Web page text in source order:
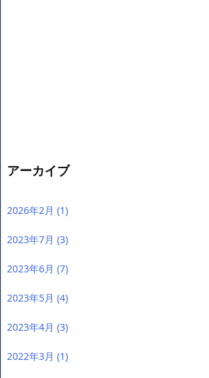
アーカイブ
2026年2月 (1)
2023年7月 (3)
2023年6月 (7)
2023年5月 (4)
2023年4月 (3)
2022年3月 (1)